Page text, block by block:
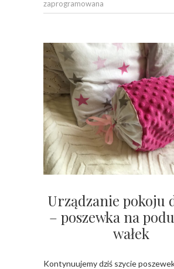
zaprogramowana
Urządzanie pokoju
– poszewka na
wałek
Kontynuujemy dziś szycie